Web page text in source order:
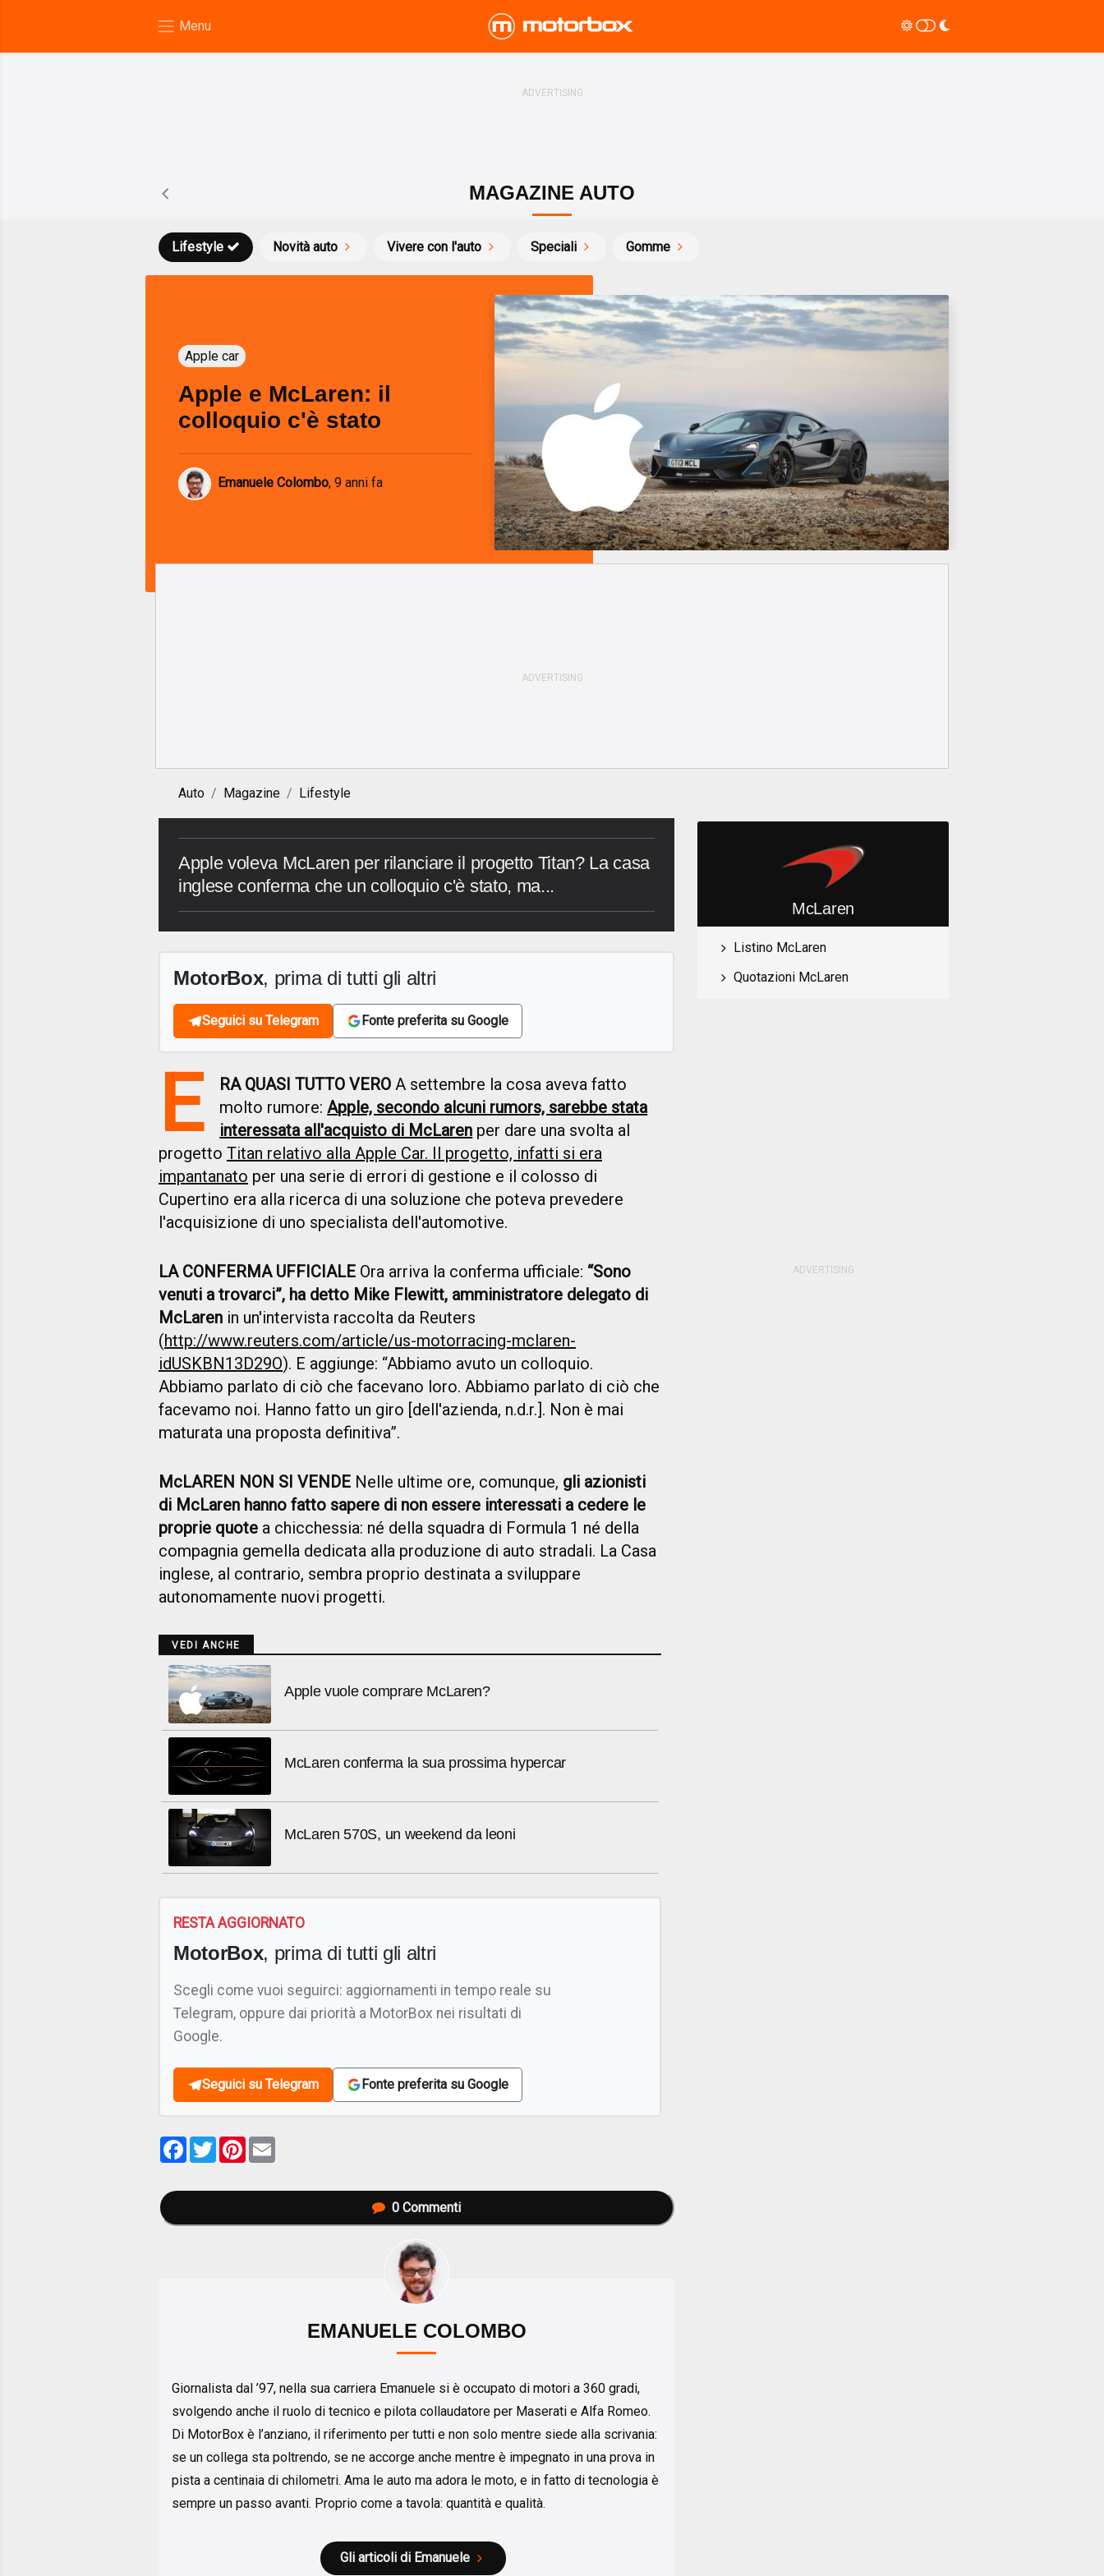
MAGAZINE AUTO
Novità auto Vivere con l'auto
Lifestyle Speciali Gomme
Apple car
Apple e McLaren: il
colloquio c'è stato
Emanuele Colombo, 9 anni fa
Auto Magazine Lifestyle
Apple voleva McLaren per rilanciare il progetto Titan? La casa
inglese conferma che un colloquio c'è stato, ma...
MotorBox, prima di tutti gli altri
Seguici su Telegram Fonte preferita su Google
E RA QUASI TUTTO VERO A settembre la cosa aveva fatto
molto rumore:Apple, secondo alcuni rumors, sarebbe stata
interessata all'acquisto di McLaren per dare una svolta al
progetto Titan relativo alla Apple Car. Il progetto, infatti si era
impantanato per una serie di errori di gestione e il colosso di
Cupertino era alla ricerca di una soluzione che poteva prevedere
l'acquisizione di uno specialista dell'automotive.
LA CONFERMA UFFICIALE Ora arriva la conferma ufficiale: “Sono
venuti a trovarci”, ha detto Mike Flewitt, amministratore delegato di
McLaren in un'intervista raccolta da Reuters
(http://www.reuters.com/article/us-motorracing-mclaren-
idUSKBN13D29O). E aggiunge: “Abbiamo avuto un colloquio.
Abbiamo parlato di ciò che facevano loro. Abbiamo parlato di ciò che
facevamo noi. Hanno fatto un giro [dell'azienda, n.d.r.]. Non è mai
maturata una proposta definitiva”.
McLAREN NON SI VENDE Nelle ultime ore, comunque, gli azionisti
di McLaren hanno fatto sapere di non essere interessati a cedere le
proprie quote a chicchessia: né della squadra di Formula 1 né della
compagnia gemella dedicata alla produzione di auto stradali. La Casa
inglese, al contrario, sembra proprio destinata a sviluppare
autonomamente nuovi progetti.
VEDI ANCHE
Apple vuole comprare McLaren?
McLaren conferma la sua prossima hypercar
McLaren 570S, un weekend da leoni
RESTA AGGIORNATO
MotorBox, prima di tutti gli altri
Scegli come vuoi seguirci: aggiornamenti in tempo reale su
Telegram, oppure dai priorità a MotorBox nei risultati di
Google.
Seguici su Telegram Fonte preferita su Google
Facebook
TwitterPinterest
0 Commenti
EMANUELE COLOMBO
Giornalista dal ’97, nella sua carriera Emanuele si è occupato di motori a 360 gradi,
svolgendo anche il ruolo di tecnico e pilota collaudatore per Maserati e Alfa Romeo.
Di MotorBox è l’anziano, il riferimento per tutti e non solo mentre siede alla scrivania:
se un collega sta poltrendo, se ne accorge anche mentre è impegnato in una prova in
pista a centinaia di chilometri. Ama le auto ma adora le moto, e in fatto di tecnologia è
sempre un passo avanti. Proprio come a tavola: quantità e qualità.
Gli articoli di Emanuele
McLaren
Listino McLaren
Quotazioni McLaren